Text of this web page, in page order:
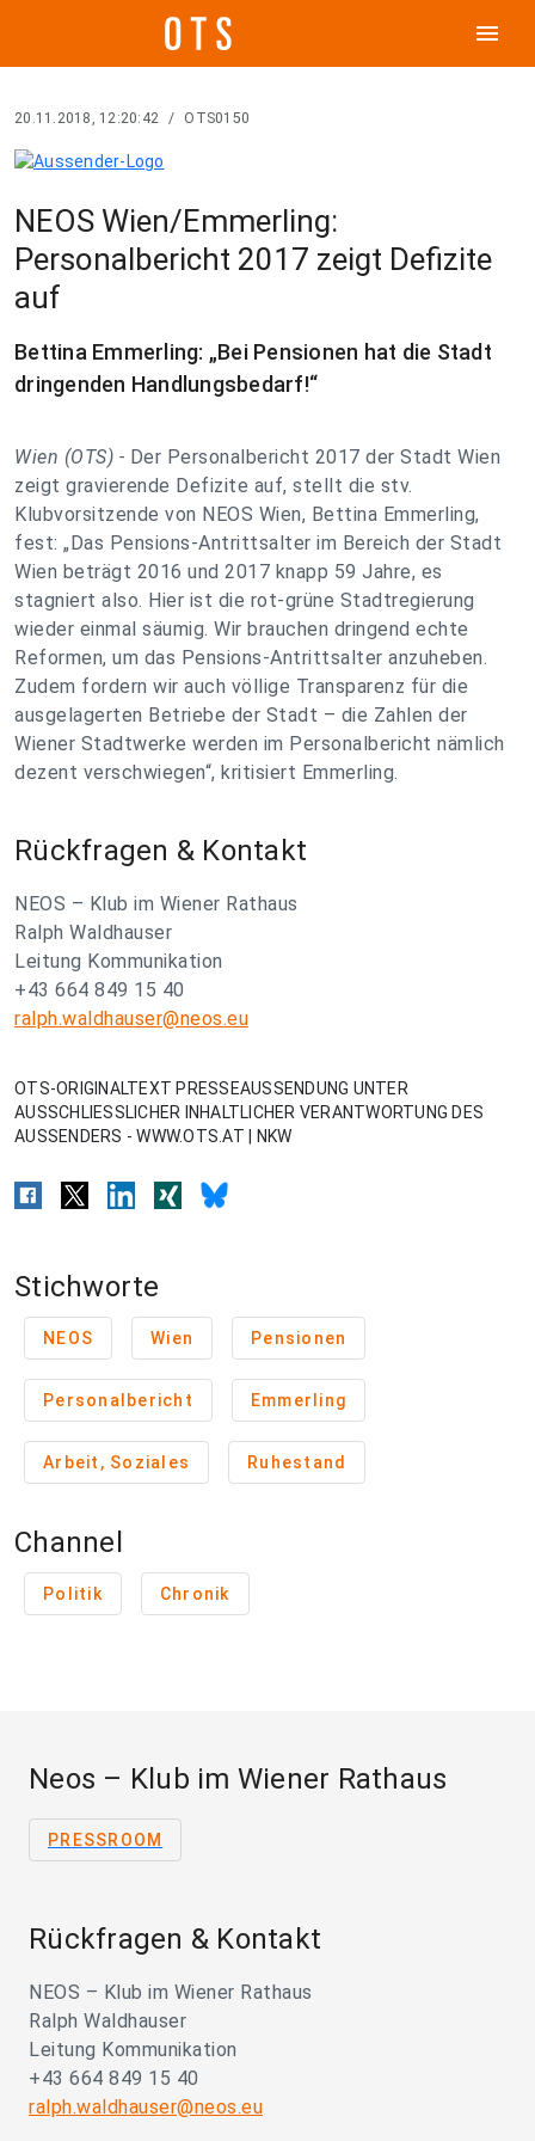
menu
20.11.2018, 12:20:42 / OTS0150
NEOS Wien/Emmerling:
Personalbericht 2017 zeigt Defizite
auf
Bettina Emmerling: „Bei Pensionen hat die Stadt
dringenden Handlungsbedarf!“
Wien (OTS) - Der Personalbericht 2017 der Stadt Wien
zeigt gravierende Defizite auf, stellt die stv.
Klubvorsitzende von NEOS Wien, Bettina Emmerling,
fest: „Das Pensions-Antrittsalter im Bereich der Stadt
Wien beträgt 2016 und 2017 knapp 59 Jahre, es
stagniert also. Hier ist die rot-grüne Stadtregierung
wieder einmal säumig. Wir brauchen dringend echte
Reformen, um das Pensions-Antrittsalter anzuheben.
Zudem fordern wir auch völlige Transparenz für die
ausgelagerten Betriebe der Stadt – die Zahlen der
Wiener Stadtwerke werden im Personalbericht nämlich
dezent verschwiegen“, kritisiert Emmerling.
Rückfragen & Kontakt
NEOS – Klub im Wiener Rathaus
Ralph Waldhauser
Leitung Kommunikation
+43 664 849 15 40
ralph.waldhauser@neos.eu
OTS-ORIGINALTEXT PRESSEAUSSENDUNG UNTER
AUSSCHLIESSLICHER INHALTLICHER VERANTWORTUNG DES
AUSSENDERS - WWW.OTS.AT | NKW
Stichworte
NEOS Wien Pensionen
Personalbericht Emmerling
Arbeit, Soziales Ruhestand
Channel
Politik Chronik
Neos – Klub im Wiener Rathaus
PRESSROOM
Rückfragen & Kontakt
NEOS – Klub im Wiener Rathaus
Ralph Waldhauser
Leitung Kommunikation
+43 664 849 15 40
ralph.waldhauser@neos.eu